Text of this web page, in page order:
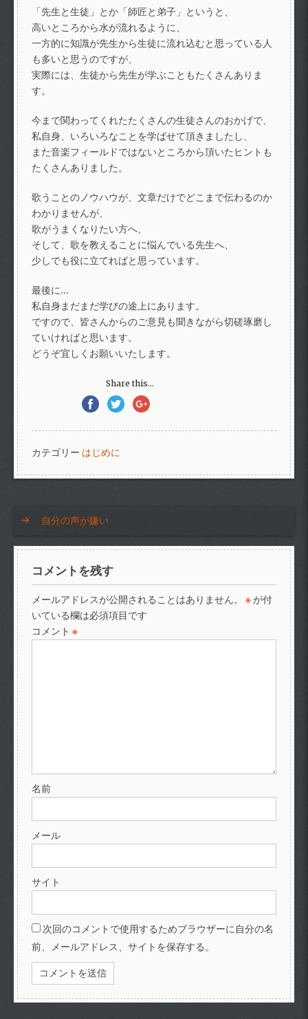
「先生と生徒」とか「師匠と弟子」というと、
高いところから水が流れるように、
一方的に知識が先生から生徒に流れ込むと思っている人
も多いと思うのですが、
実際には、生徒から先生が学ぶこともたくさんありま
す。
今まで関わってくれたたくさんの生徒さんのおかげで、
私自身、いろいろなことを学ばせて頂きましたし、
また音楽フィールドではないところから頂いたヒントも
たくさんありました。
歌うことのノウハウが、文章だけでどこまで伝わるのか
わかりませんが、
歌がうまくなりたい方へ、
そして、歌を教えることに悩んでいる先生へ、
少しでも役に立てればと思っています。
最後に…
私自身まだまだ学びの途上にあります。
ですので、皆さんからのご意見も聞きながら切磋琢磨し
ていければと思います。
どうぞ宜しくお願いいたします。
Share this...
カテゴリー はじめに
自分の声が嫌い
コメントを残す
メールアドレスが公開されることはありません。 ※が付
いている欄は必須項目です
コメント ※
名前
メール
サイト
次回のコメントで使用するためブラウザーに自分の名
前、メールアドレス、サイトを保存する。